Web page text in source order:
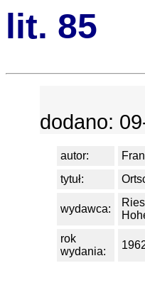
lit. 85
dodano:
autor:
tytuł:
wydawca:
rok
wydania: